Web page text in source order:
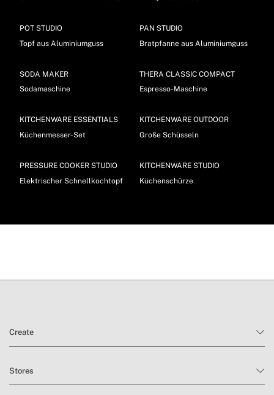
POT STUDIO
Topf aus Aluminiumguss
PAN STUDIO
Bratpfanne aus Aluminiumguss
SODA MAKER
Sodamaschine
THERA CLASSIC COMPACT
Espresso-Maschine
KITCHENWARE ESSENTIALS
Küchenmesser-Set
KITCHENWARE OUTDOOR
Große Schüsseln
PRESSURE COOKER STUDIO
Elektrischer Schnellkochtopf
KITCHENWARE STUDIO
Küchenschürze
Create
Stores